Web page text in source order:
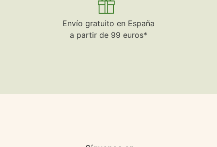
Envío gratuito en España
a partir de 99 euros*